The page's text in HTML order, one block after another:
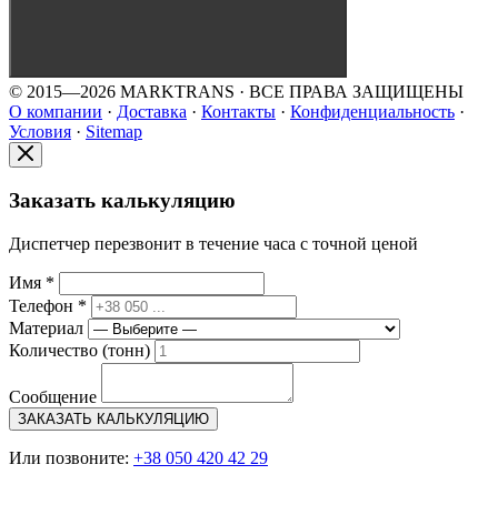
© 2015—2026 MARKTRANS · ВСЕ ПРАВА ЗАЩИЩЕНЫ
О компании · Доставка · Контакты · Конфиденциальность ·
Условия · Sitemap
Заказать калькуляцию
Диспетчер перезвонит в течение часа с точной ценой
Имя *
Телефон *
Материал
Количество (тонн)
Сообщение
ЗАКАЗАТЬ КАЛЬКУЛЯЦИЮ
Или позвоните: +38 050 420 42 29